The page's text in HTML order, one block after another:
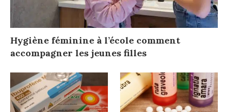
Hygiène féminine à l’école comment
accompagner les jeunes filles